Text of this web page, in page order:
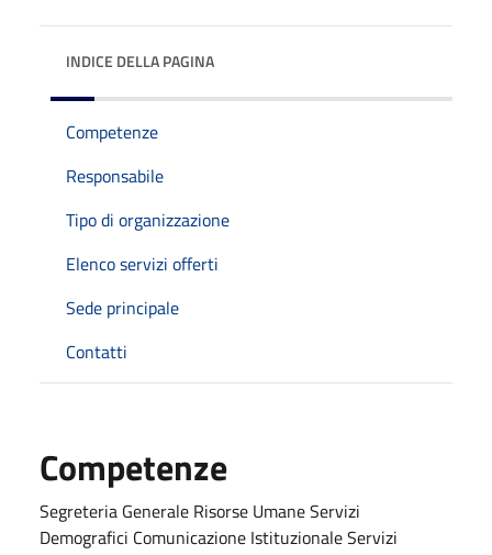
INDICE DELLA PAGINA
Competenze
Responsabile
Tipo di organizzazione
Elenco servizi offerti
Sede principale
Contatti
Competenze
Segreteria Generale Risorse Umane Servizi
Demografici Comunicazione Istituzionale Servizi